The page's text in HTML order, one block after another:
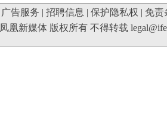
广告服务 | 招聘信息 | 保护隐私权 | 免责
凤凰新媒体 版权所有 不得转载